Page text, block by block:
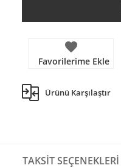
Ürünü Karşılaştır
TAKSIT SEÇENEKLERI